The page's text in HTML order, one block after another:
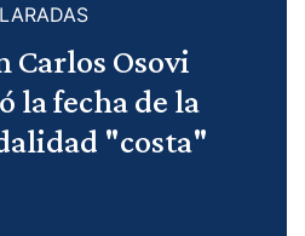
Carlos Osovi
la fecha de la
"costa"